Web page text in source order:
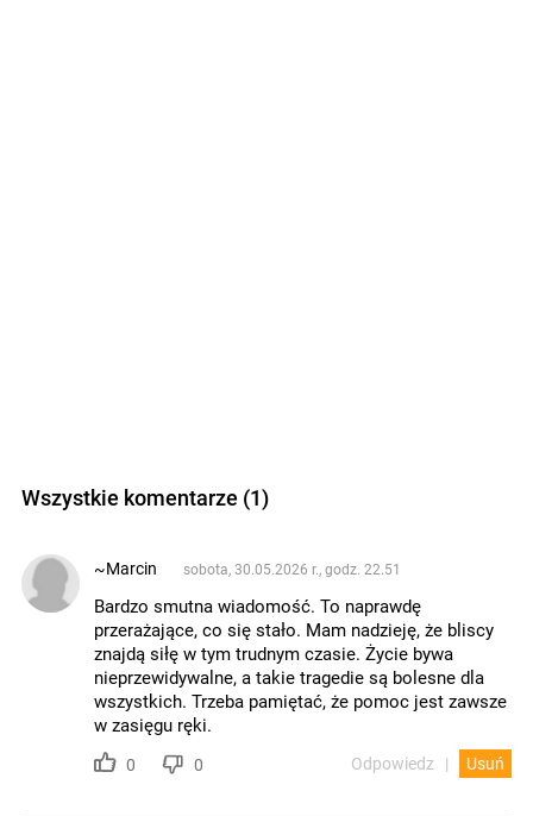
Wszystkie komentarze (1)
~Marcin sobota, 30.05.2026 r., godz. 22.51
Bardzo smutna wiadomość. To naprawdę
przerażające, co się stało. Mam nadzieję, że bliscy
znajdą siłę w tym trudnym czasie. Życie bywa
nieprzewidywalne, a takie tragedie są bolesne dla
wszystkich. Trzeba pamiętać, że pomoc jest zawsze
w zasięgu ręki.
0 0 Odpowiedz Usuń